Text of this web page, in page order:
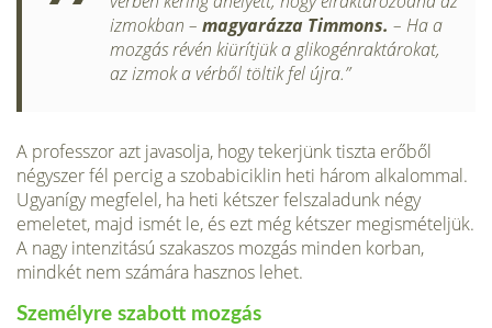
izmokban – magyarázza Timmons. – Ha a
mozgás révén kiürítjük a glikogénraktárokat,
az izmok a vérből töltik fel újra.”
A professzor azt javasolja, hogy tekerjünk tiszta erőből
négyszer fél percig a szobabiciklin heti három alkalommal.
Ugyanígy megfelel, ha heti kétszer felszaladunk négy
emeletet, majd ismét le, és ezt még kétszer megismételjük.
A nagy intenzitású szakaszos mozgás minden korban,
mindkét nem számára hasznos lehet.
Személyre szabott mozgás